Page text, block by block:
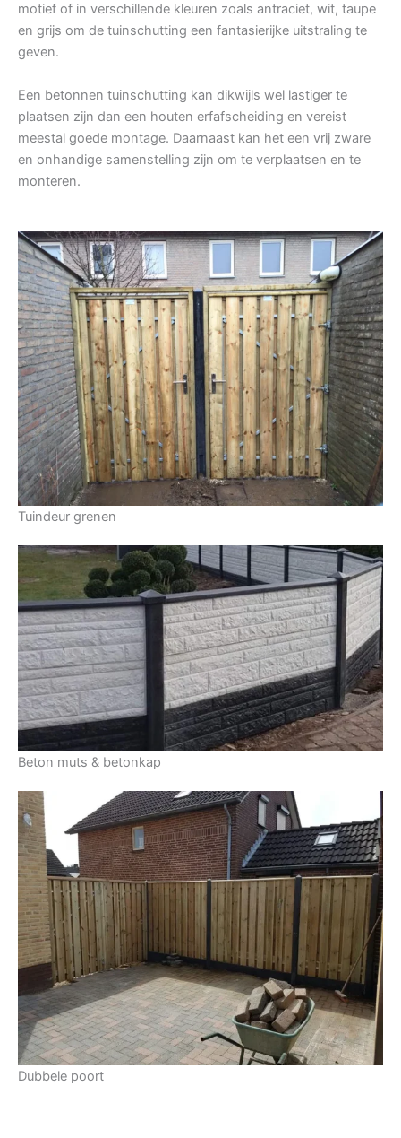
motief of in verschillende kleuren zoals antraciet, wit, taupe
en grijs om de tuinschutting een fantasierijke uitstraling te
geven.
Een betonnen tuinschutting kan dikwijls wel lastiger te
plaatsen zijn dan een houten erfafscheiding en vereist
meestal goede montage. Daarnaast kan het een vrij zware
en onhandige samenstelling zijn om te verplaatsen en te
monteren.
Tuindeur grenen
Beton muts & betonkap
Dubbele poort